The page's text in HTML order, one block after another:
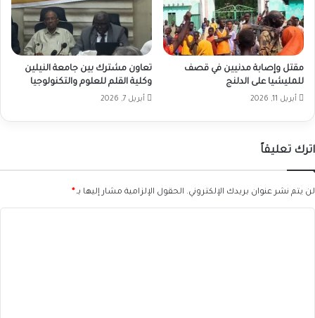
مقتل وإصابة مدنيين في قصف
للمليشيا على الدلنج
أبريل 11, 2026
تعاون مشترك بين جامعة النيلين
وكلية القلم للعلوم والتكنولوجيا
أبريل 7, 2026
اترك تعليقاً
لن يتم نشر عنوان بريدك الإلكتروني. الحقول الإلزامية مشار إليها بـ*